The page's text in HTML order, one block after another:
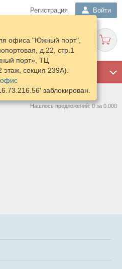
Регистрация Войти
офиса "Южный порт",
д.22, стр.1
порт», ТЦ
секция 239А).
офис
заблокирован.
Нашлось предложений: 0 за 0.000